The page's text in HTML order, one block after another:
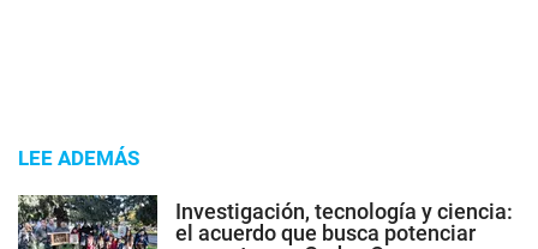
LEE ADEMÁS
Investigación, tecnología y ciencia:
el acuerdo que busca potenciar